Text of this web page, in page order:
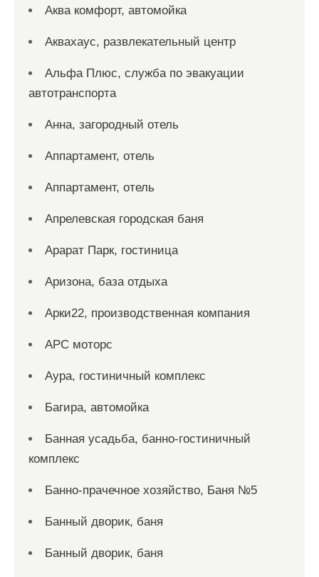
Аква комфорт, автомойка
Аквахаус, развлекательный центр
Альфа Плюс, служба по эвакуации
автотранспорта
Анна, загородный отель
Аппартамент, отель
Аппартамент, отель
Апрелевская городская баня
Арарат Парк, гостиница
Аризона, база отдыха
Арки22, производственная компания
АРС моторс
Аура, гостиничный комплекс
Багира, автомойка
Банная усадьба, банно-гостиничный
комплекс
Банно-прачечное хозяйство, Баня №5
Банный дворик, баня
Банный дворик, баня